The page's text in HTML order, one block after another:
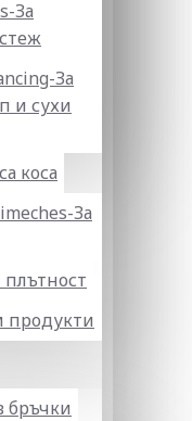
За
За
и сухи
коса
За
продукти
бръчки